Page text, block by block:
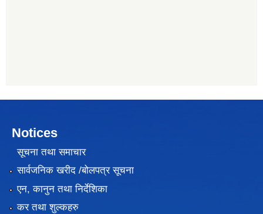
Notices
सूचना तथा समाचार
सार्वजनिक खरीद /बोलपत्र सूचना
एन, कानुन तथा निर्देशिका
कर तथा शुल्कहरु